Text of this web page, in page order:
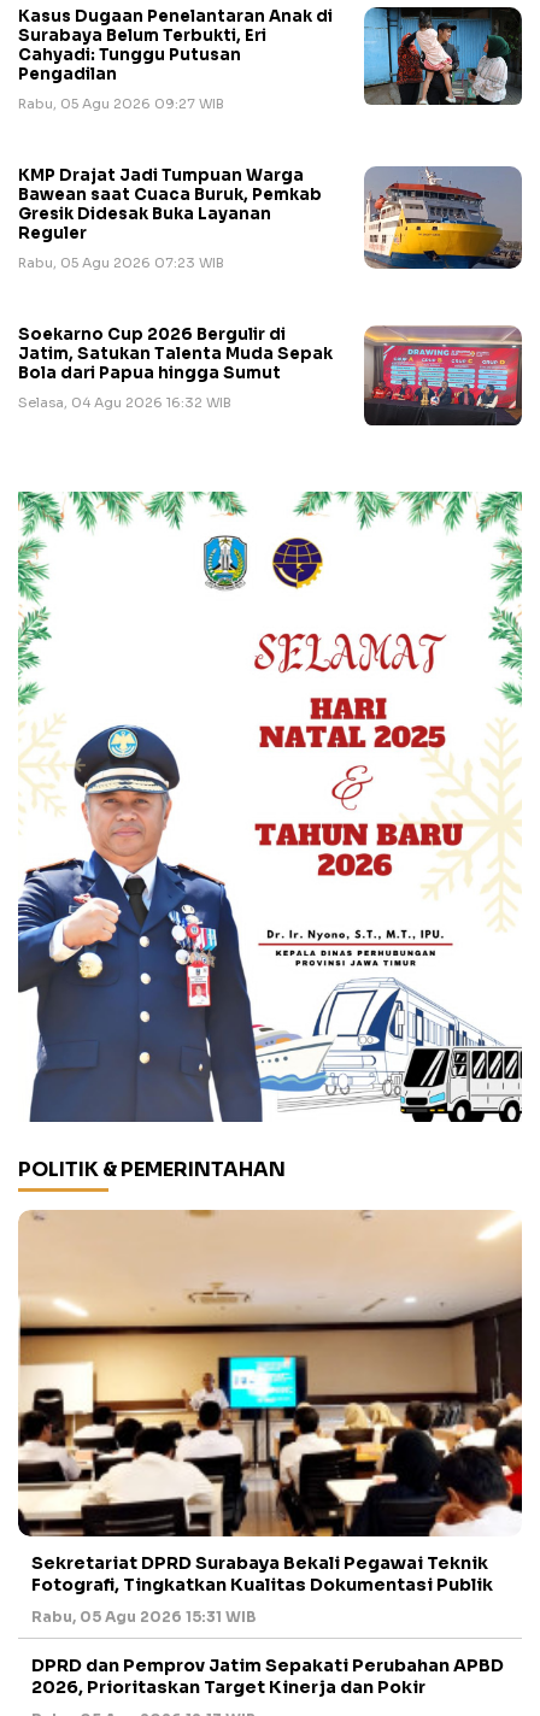
Kasus Dugaan Penelantaran Anak di
Surabaya Belum Terbukti, Eri
Cahyadi: Tunggu Putusan
Pengadilan
Rabu, 05 Agu 2026 09:27 WIB
KMP Drajat Jadi Tumpuan Warga
Bawean saat Cuaca Buruk, Pemkab
Gresik Didesak Buka Layanan
Reguler
Rabu, 05 Agu 2026 07:23 WIB
Soekarno Cup 2026 Bergulir di
Jatim, Satukan Talenta Muda Sepak
Bola dari Papua hingga Sumut
Selasa, 04 Agu 2026 16:32 WIB
POLITIK & PEMERINTAHAN
Sekretariat DPRD Surabaya Bekali Pegawai Teknik
Fotografi, Tingkatkan Kualitas Dokumentasi Publik
Rabu, 05 Agu 2026 15:31 WIB
DPRD dan Pemprov Jatim Sepakati Perubahan APBD
2026, Prioritaskan Target Kinerja dan Pokir